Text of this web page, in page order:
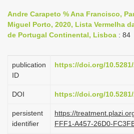
n
v
g
t
Andre Carapeto % Ana Francisco,
Miguel Porto, 2020, Lista Vermelha
de Portugal Continental, Lisboa : 84
publication
ID
https://doi.org/
DOI https://doi.org/
persistent
identifier
https://
FFF1-A457-26D0-